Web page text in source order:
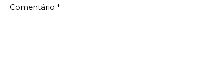
Comentário *